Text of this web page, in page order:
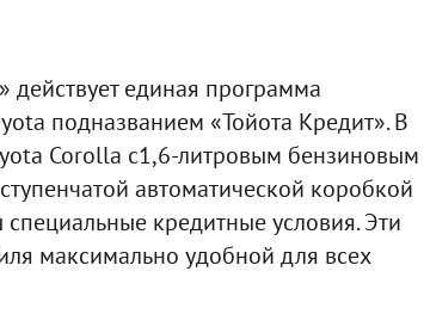
действует единая программа
подназванием «Тойота Кредит». В
Corolla с1,6-литровым бензиновым
автоматической коробкой
кредитные условия. Эти
максимально удобной для всех